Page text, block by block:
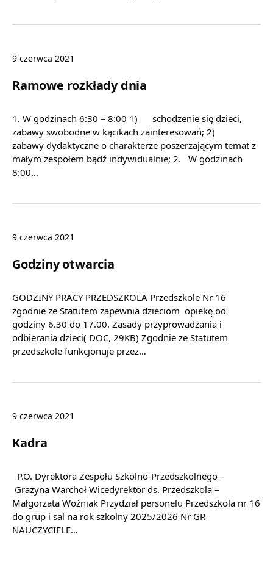
9 czerwca 2021
Ramowe rozkłady dnia
1. W godzinach 6:30 – 8:00 1) schodzenie się dzieci,
zabawy swobodne w kącikach zainteresowań; 2)
zabawy dydaktyczne o charakterze poszerzającym temat z
małym zespołem bądź indywidualnie; 2. W godzinach
8:00…
9 czerwca 2021
Godziny otwarcia
GODZINY PRACY PRZEDSZKOLA Przedszkole Nr 16
zgodnie ze Statutem zapewnia dzieciom opiekę od
godziny 6.30 do 17.00. Zasady przyprowadzania i
odbierania dzieci( DOC, 29KB) Zgodnie ze Statutem
przedszkole funkcjonuje przez…
9 czerwca 2021
Kadra
P.O. Dyrektora Zespołu Szkolno-Przedszkolnego –
Grażyna Warchoł Wicedyrektor ds. Przedszkola –
Małgorzata Woźniak Przydział personelu Przedszkola nr 16
do grup i sal na rok szkolny 2025/2026 Nr GR
NAUCZYCIELE…